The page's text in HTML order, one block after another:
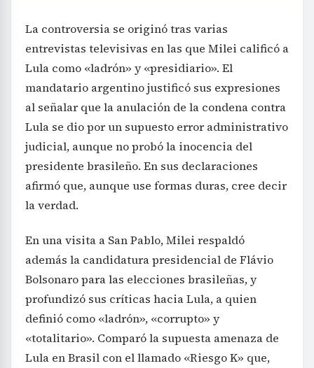
La controversia se originó tras varias
entrevistas televisivas en las que Milei calificó a
Lula como «ladrón» y «presidiario». El
mandatario argentino justificó sus expresiones
al señalar que la anulación de la condena contra
Lula se dio por un supuesto error administrativo
judicial, aunque no probó la inocencia del
presidente brasileño. En sus declaraciones
afirmó que, aunque use formas duras, cree decir
la verdad.
En una visita a San Pablo, Milei respaldó
además la candidatura presidencial de Flávio
Bolsonaro para las elecciones brasileñas, y
profundizó sus críticas hacia Lula, a quien
definió como «ladrón», «corrupto» y
«totalitario». Comparó la supuesta amenaza de
Lula en Brasil con el llamado «Riesgo K» que,